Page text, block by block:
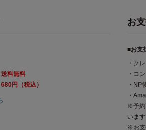
送料無料
680円（税込）
お
■お支
・ク
・コ
・NP
・
※予約
います
※お支